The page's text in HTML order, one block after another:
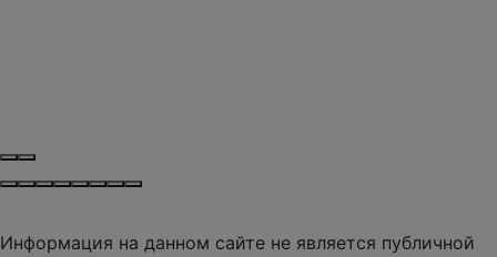
Информация на данном сайте не является публичной